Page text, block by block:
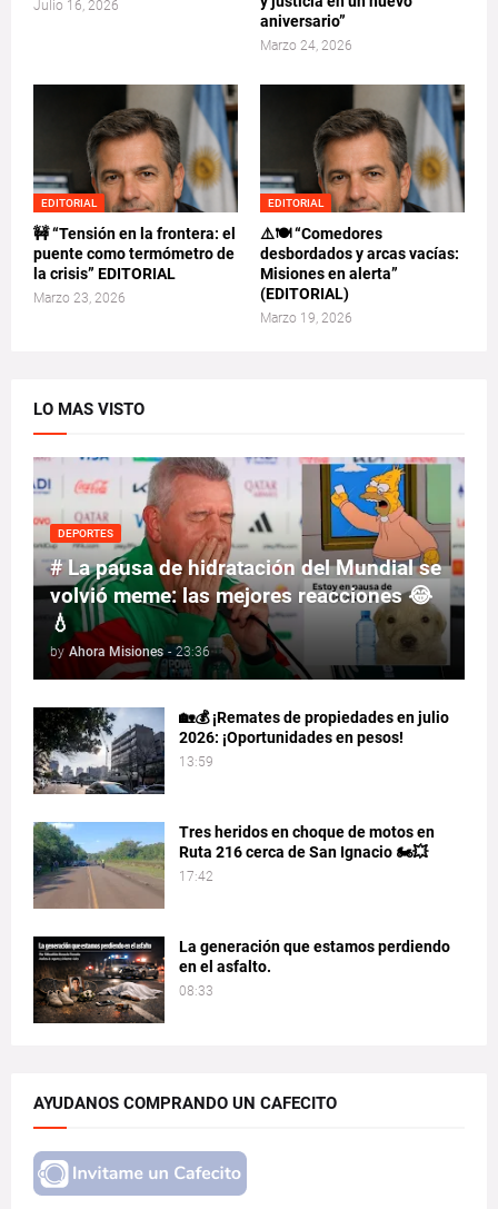
Julio 16, 2026
aniversario”
Marzo 24, 2026
EDITORIAL
🚧 “Tensión en la frontera: el
puente como termómetro de
la crisis” EDITORIAL
Marzo 23, 2026
EDITORIAL
⚠️🍽️ “Comedores
desbordados y arcas vacías:
Misiones en alerta”
(EDITORIAL)
Marzo 19, 2026
LO MAS VISTO
DEPORTES
# La pausa de hidratación del Mundial se
volvió meme: las mejores reacciones 😂
💧
by Ahora Misiones - 23:36
🏡💰 ¡Remates de propiedades en julio
2026: ¡Oportunidades en pesos!
13:59
Tres heridos en choque de motos en
Ruta 216 cerca de San Ignacio 🏍️💥
17:42
La generación que estamos perdiendo
en el asfalto.
08:33
AYUDANOS COMPRANDO UN CAFECITO